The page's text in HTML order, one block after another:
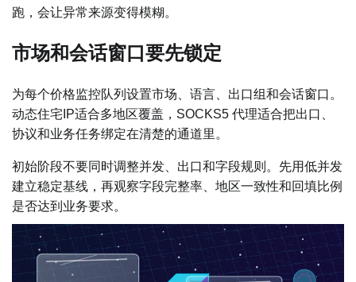
跑，会让异常来源变得模糊。
市场和会话窗口要先锁定
为每个价格监控队列设置市场、语言、出口组和会话窗口。
动态住宅IP适合多地区覆盖，SOCKS5 代理适合把出口、
协议和业务任务绑定在清楚的通道里。
初始阶段不要同时调整并发、出口和字段规则。先用低并发
建立稳定基线，再观察字段完整率、地区一致性和回填比例
是否达到业务要求。